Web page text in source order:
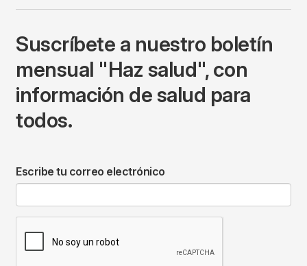
Suscríbete a nuestro boletín
mensual "Haz salud", con
información de salud para
todos.
Escribe tu correo electrónico